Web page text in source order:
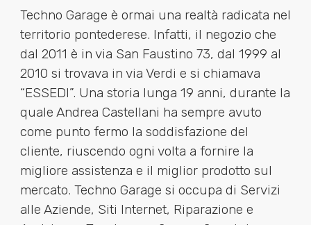
Techno Garage è ormai una realtà radicata nel
territorio pontederese. Infatti, il negozio che
dal 2011 è in via San Faustino 73, dal 1999 al
2010 si trovava in via Verdi e si chiamava
“ESSEDI”. Una storia lunga 19 anni, durante la
quale Andrea Castellani ha sempre avuto
come punto fermo la soddisfazione del
cliente, riuscendo ogni volta a fornire la
migliore assistenza e il miglior prodotto sul
mercato. Techno Garage si occupa di Servizi
alle Aziende, Siti Internet, Riparazione e